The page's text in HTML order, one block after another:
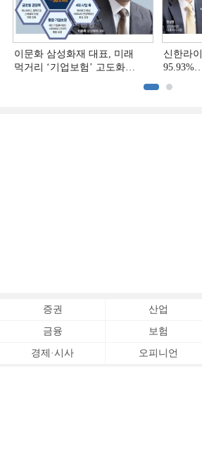
이문화 삼성화재 대표, 미래
먹거리 ‘기업보험’ 고도화
신한라
증권 산업
금융 보험
경제·시사 오피니언